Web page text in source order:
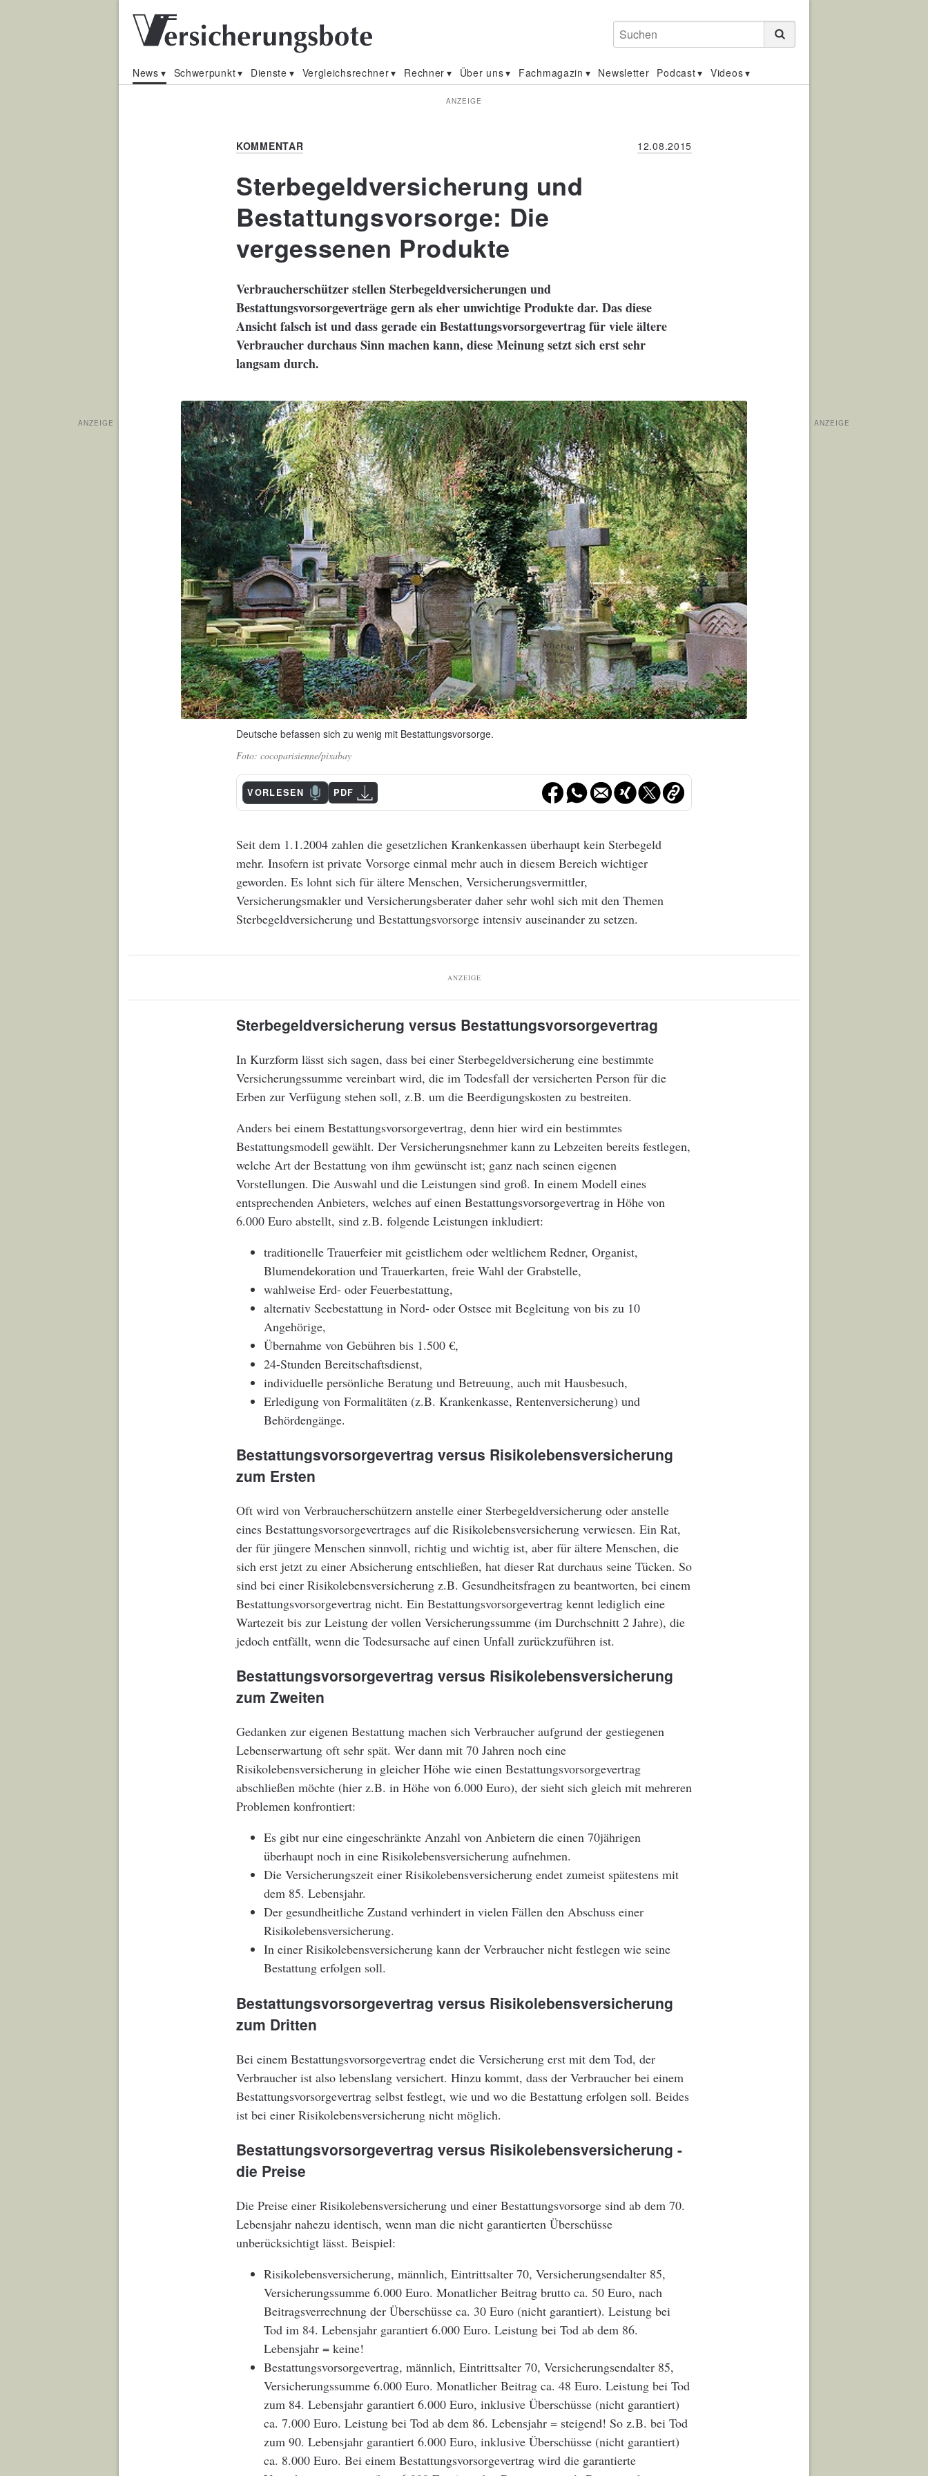
Suchen
News Schwerpunkt Dienste Vergleichsrechner Rechner Über uns Fachmagazin Newsletter Podcast Videos
ANZEIGE
KOMMENTAR 12.08.2015
Sterbegeldversicherung und
Bestattungsvorsorge: Die
vergessenen Produkte
Verbraucherschützer stellen Sterbegeldversicherungen und
Bestattungsvorsorgeverträge gern als eher unwichtige Produkte dar. Das diese
Ansicht falsch ist und dass gerade ein Bestattungsvorsorgevertrag für viele ältere
Verbraucher durchaus Sinn machen kann, diese Meinung setzt sich erst sehr
langsam durch.
Deutsche befassen sich zu wenig mit Bestattungsvorsorge.
cocoparisienne/pixabay
VORLESEN PDF
Seit dem 1.1.2004 zahlen die gesetzlichen Krankenkassen überhaupt kein Sterbegeld
mehr. Insofern ist private Vorsorge einmal mehr auch in diesem Bereich wichtiger
geworden. Es lohnt sich für ältere Menschen, Versicherungsvermittler,
Versicherungsmakler und Versicherungsberater daher sehr wohl sich mit den Themen
Sterbegeldversicherung und Bestattungsvorsorge intensiv auseinander zu setzen.
ANZEIGE
Sterbegeldversicherung versus Bestattungsvorsorgevertrag
In Kurzform lässt sich sagen, dass bei einer Sterbegeldversicherung eine bestimmte
Versicherungssumme vereinbart wird, die im Todesfall der versicherten Person für die
Erben zur Verfügung stehen soll, z.B. um die Beerdigungskosten zu bestreiten.
Anders bei einem Bestattungsvorsorgevertrag, denn hier wird ein bestimmtes
Bestattungsmodell gewählt. Der Versicherungsnehmer kann zu Lebzeiten bereits festlegen,
welche Art der Bestattung von ihm gewünscht ist; ganz nach seinen eigenen
Vorstellungen. Die Auswahl und die Leistungen sind groß. In einem Modell eines
entsprechenden Anbieters, welches auf einen Bestattungsvorsorgevertrag in Höhe von
6.000 Euro abstellt, sind z.B. folgende Leistungen inkludiert:
traditionelle Trauerfeier mit geistlichem oder weltlichem Redner, Organist,
Blumendekoration und Trauerkarten, freie Wahl der Grabstelle,
wahlweise Erd- oder Feuerbestattung,
alternativ Seebestattung in Nord- oder Ostsee mit Begleitung von bis zu 10
Angehörige,
Übernahme von Gebühren bis 1.500 €,
24-Stunden Bereitschaftsdienst,
individuelle persönliche Beratung und Betreuung, auch mit Hausbesuch,
Erledigung von Formalitäten (z.B. Krankenkasse, Rentenversicherung) und
Behördengänge.
Bestattungsvorsorgevertrag versus Risikolebensversicherung
zum Ersten
Oft wird von Verbraucherschützern anstelle einer Sterbegeldversicherung oder anstelle
eines Bestattungsvorsorgevertrages auf die Risikolebensversicherung verwiesen. Ein Rat,
der für jüngere Menschen sinnvoll, richtig und wichtig ist, aber für ältere Menschen, die
sich erst jetzt zu einer Absicherung entschließen, hat dieser Rat durchaus seine Tücken. So
sind bei einer Risikolebensversicherung z.B. Gesundheitsfragen zu beantworten, bei einem
Bestattungsvorsorgevertrag nicht. Ein Bestattungsvorsorgevertrag kennt lediglich eine
Wartezeit bis zur Leistung der vollen Versicherungssumme (im Durchschnitt 2 Jahre), die
jedoch entfällt, wenn die Todesursache auf einen Unfall zurückzuführen ist.
Bestattungsvorsorgevertrag versus Risikolebensversicherung
zum Zweiten
Gedanken zur eigenen Bestattung machen sich Verbraucher aufgrund der gestiegenen
Lebenserwartung oft sehr spät. Wer dann mit 70 Jahren noch eine
Risikolebensversicherung in gleicher Höhe wie einen Bestattungsvorsorgevertrag
abschließen möchte (hier z.B. in Höhe von 6.000 Euro), der sieht sich gleich mit mehreren
Problemen konfrontiert:
Es gibt nur eine eingeschränkte Anzahl von Anbietern die einen 70jährigen
überhaupt noch in eine Risikolebensversicherung aufnehmen.
Die Versicherungszeit einer Risikolebensversicherung endet zumeist spätestens mit
dem 85. Lebensjahr.
Der gesundheitliche Zustand verhindert in vielen Fällen den Abschuss einer
Risikolebensversicherung.
In einer Risikolebensversicherung kann der Verbraucher nicht festlegen wie seine
Bestattung erfolgen soll.
Bestattungsvorsorgevertrag versus Risikolebensversicherung
zum Dritten
Bei einem Bestattungsvorsorgevertrag endet die Versicherung erst mit dem Tod, der
Verbraucher ist also lebenslang versichert. Hinzu kommt, dass der Verbraucher bei einem
Bestattungsvorsorgevertrag selbst festlegt, wie und wo die Bestattung erfolgen soll. Beides
ist bei einer Risikolebensversicherung nicht möglich.
Bestattungsvorsorgevertrag versus Risikolebensversicherung -
die Preise
Die Preise einer Risikolebensversicherung und einer Bestattungsvorsorge sind ab dem 70.
Lebensjahr nahezu identisch, wenn man die nicht garantierten Überschüsse
unberücksichtigt lässt. Beispiel:
Risikolebensversicherung, männlich, Eintrittsalter 70, Versicherungsendalter 85,
Versicherungssumme 6.000 Euro. Monatlicher Beitrag brutto ca. 50 Euro, nach
Beitragsverrechnung der Überschüsse ca. 30 Euro (nicht garantiert). Leistung bei
Tod im 84. Lebensjahr garantiert 6.000 Euro. Leistung bei Tod ab dem 86.
Lebensjahr = keine!
Bestattungsvorsorgevertrag, männlich, Eintrittsalter 70, Versicherungsendalter 85,
Versicherungssumme 6.000 Euro. Monatlicher Beitrag ca. 48 Euro. Leistung bei Tod
zum 84. Lebensjahr garantiert 6.000 Euro, inklusive Überschüsse (nicht garantiert)
ca. 7.000 Euro. Leistung bei Tod ab dem 86. Lebensjahr = steigend! So z.B. bei Tod
zum 90. Lebensjahr garantiert 6.000 Euro, inklusive Überschüsse (nicht garantiert)
ca. 8.000 Euro. Bei einem Bestattungsvorsorgevertrag wird die garantierte
ANZEIGE ANZEIGE